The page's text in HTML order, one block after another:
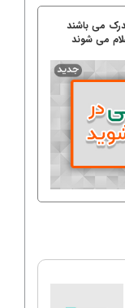
می باشند
می شوند